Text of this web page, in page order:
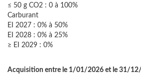
≤ 50 g CO2 : 0 à 100%
Carburant
EI 2027 : 0% à 50%
EI 2028 : 0% à 25%
≥ EI 2029 : 0%
Acquisition entre le 1/01/2026 et le 31/